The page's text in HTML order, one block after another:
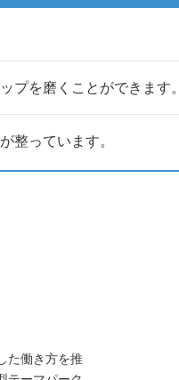
プを磨くことができます。
整っています。
た働き方を推